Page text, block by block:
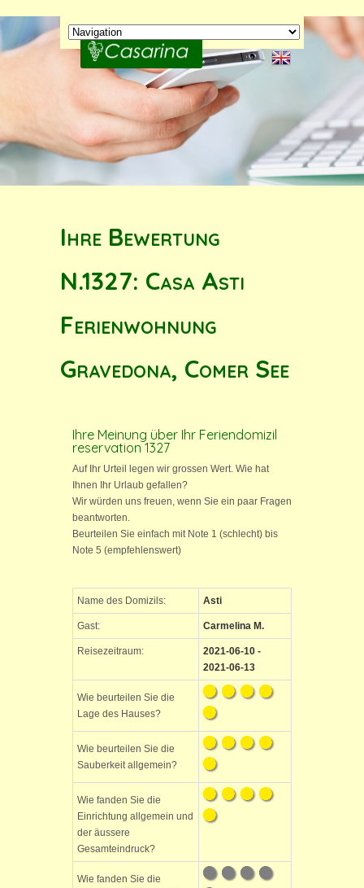
Ihre Bewertung
N.1327: Casa Asti
Ferienwohnung
Gravedona, Comer See
Ihre Meinung über Ihr Feriendomizil
reservation 1327
Auf Ihr Urteil legen wir grossen Wert. Wie hat
Ihnen Ihr Urlaub gefallen?
Wir würden uns freuen, wenn Sie ein paar Fragen
beantworten.
Beurteilen Sie einfach mit Note 1 (schlecht) bis
Note 5 (empfehlenswert)
Name des Domizils: Asti
Gast: Carmelina M.
Reisezeitraum:
2021-06-10 -
2021-06-13
Wie beurteilen Sie die
Lage des Hauses?
Wie beurteilen Sie die
Sauberkeit allgemein?
Wie fanden Sie die
Einrichtung allgemein und
der äussere
Gesamteindruck?
Wie fanden Sie die